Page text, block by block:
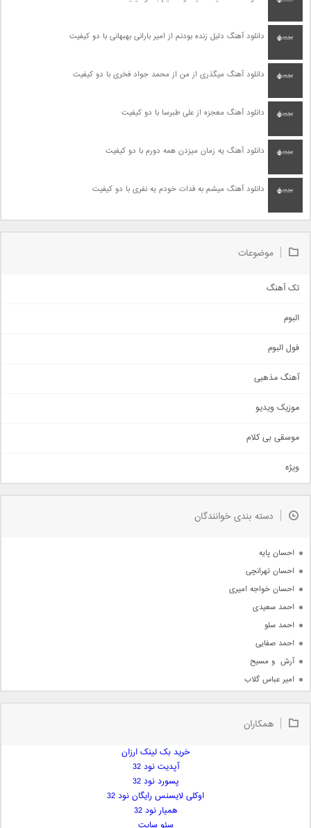
دانلود آهنگ دلیل زنده بودنم از امیر بارانی بهبهانی با دو کیفیت
دانلود آهنگ میگذری از من از محمد جواد فخری با دو کیفیت
دانلود آهنگ معجزه از علی طبرسا با دو کیفیت
دانلود آهنگ یه زمان میزدن همه دورم با دو کیفیت
دانلود آهنگ میشم به فدات خودم یه نفری با دو کیفیت
موضوعات
تک آهنگ
اجتماعی
حماسی
سنتی
اهنگ بندرعباسی
دمو
مذهبی
جدیدترین ها
البوم
فول البوم
آهنگ مذهبی
موزیک ویدیو
موسقی بی کلام
ویژه
دسته بندی خوانندگان
احسان پایه
احسان تهرانچی
احسان خواجه امیری
احمد سعیدی
احمد سلو
احمد صفایی
آرش  و مسیح
امیر عباس گلاب
امیر علی
همکاران
خرید بک لینک ارزان
آپدیت نود 32
پسورد نود 32
اوکلی لایسنس رایگان نود 32
همیار نود 32